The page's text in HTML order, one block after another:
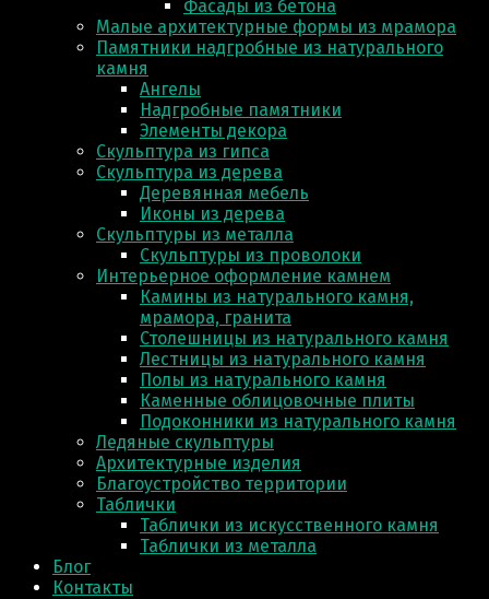
Фасады из бетона
Малые архитектурные формы из мрамора
Памятники надгробные из натурального
камня
Ангелы
Надгробные памятники
Элементы декора
Скульптура из гипса
Скульптура из деревa
Деревянная мебель
Иконы из дерева
Скульптуры из металла
Скульптуры из проволоки
Интерьерное оформление камнем
Камины из натурального камня,
мрамора, гранита
Столешницы из натурального камня
Лестницы из натурального камня
Полы из натурального камня
Каменные облицовочные плиты
Подоконники из натурального камня
Ледяные скульптуры
Архитектурные изделия
Благоустройство территории
Таблички
Таблички из искусственного камня
Таблички из металла
Блог
Контакты